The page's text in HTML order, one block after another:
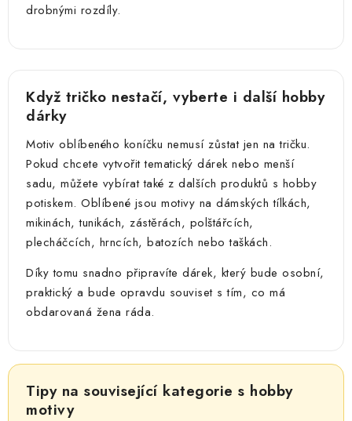
drobnými rozdíly.
Když tričko nestačí, vyberte i další hobby
dárky
Motiv oblíbeného koníčku nemusí zůstat jen na tričku.
Pokud chcete vytvořit tematický dárek nebo menší
sadu, můžete vybírat také z dalších produktů s hobby
potiskem. Oblíbené jsou motivy na dámských tílkách,
mikinách, tunikách, zástěrách, polštářcích,
plecháčcích, hrncích, batozích nebo taškách.
Díky tomu snadno připravíte dárek, který bude osobní,
praktický a bude opravdu souviset s tím, co má
obdarovaná žena ráda.
Tipy na související kategorie s hobby
motivy